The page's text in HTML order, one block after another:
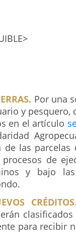
Por una
y pesquero,
en el artículo
las
de
y bajo
para recibir